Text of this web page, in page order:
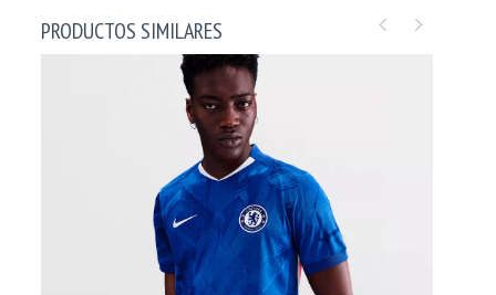
PRODUCTOS SIMILARES